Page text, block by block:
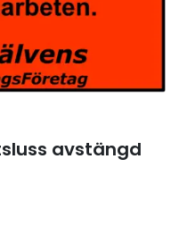
avstängd